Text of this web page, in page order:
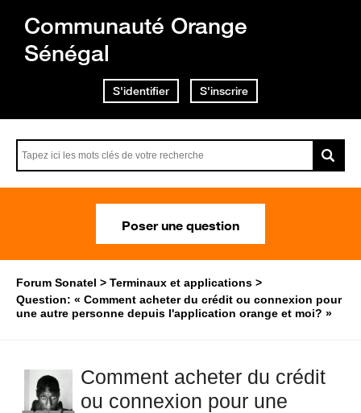
Communauté Orange
Sénégal
S'identifier S'inscrire
Poser une question
Forum Sonatel
Terminaux et applications
Question: « Comment acheter du crédit ou connexion pour
une autre personne depuis l'application orange et moi? »
Comment acheter du crédit
ou connexion pour une